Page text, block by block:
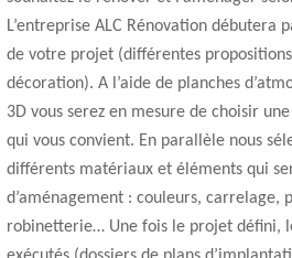
L’entreprise ALC Rénovation débutera
de votre projet (différentes
décoration). A l’aide de planches
3D vous serez en mesure de choisir
qui vous convient. En parallèle nous
différents matériaux et éléments qui
d’aménagement : couleurs, carrelage,
robinetterie… Une fois le projet défini,